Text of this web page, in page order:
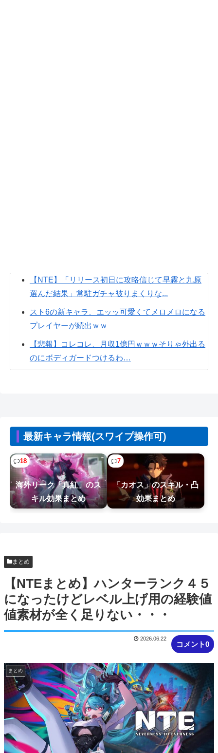
【NTE】「リリース初日に攻略信じて早霧と九原
選んだ結果」常駐ガチャ被りまくりな...
スト6の新キャラ、エッッ可愛くてメロメロになる
プレイヤーが続出ｗｗ
【悲報】コレコレ、月収1億円ｗｗｗそりゃ外出る
のにボディガードつけるわ…
らかしで観客が避難する事態にｗｗｗｗ
【驚報】 最近のアニメ『ヤニねこ』『地元最
高！』『みいちゃんと山田さん』『ドカ食...
【悲報】有名漫画家、がんを公表「大腸癌になっ
てしまいました。肝臓に転移も見られて...
【悲報】福岡の電車、完全にやらかす。構内アナ
る
最新キャラ情報(スワイプ操作可)
18
海外リーク「真紅」のス
キル効果まとめ
7
「カオス」のスキル・凸
効果まとめ
まとめ
【NTEまとめ】ハンターランク４５
になったけどレベル上げ用の経験値
値素材が全く足りない・・・
コメント0
2026.06.22
まとめ